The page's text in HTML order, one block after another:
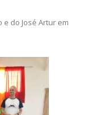
do José Artur em